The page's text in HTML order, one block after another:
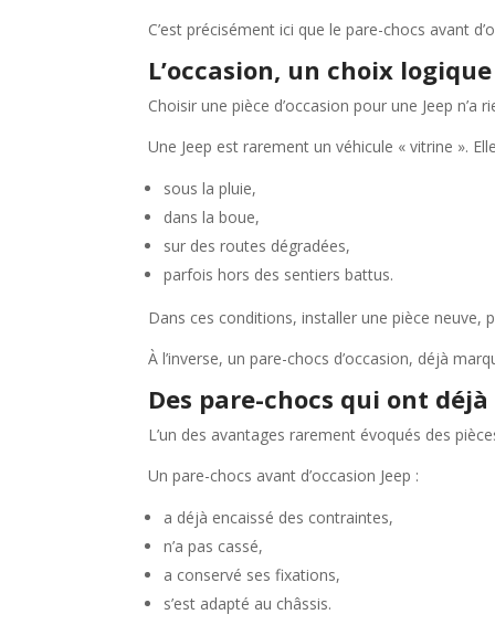
C’est précisément ici que le pare-chocs avant
L’occasion, un choix
Choisir une pièce d’occasion pour une Jeep n’a
Une Jeep est rarement un véhicule « vitrine ».
sous la pluie,
dans la boue,
sur des routes dégradées,
parfois hors des sentiers battus.
Dans ces conditions, installer une pièce
À l’inverse, un pare-chocs d’occasion, déjà
Des pare-chocs qui ont
L’un des avantages rarement évoqués des
Un pare-chocs avant d’occasion Jeep :
a déjà encaissé des contraintes,
n’a pas cassé,
a conservé ses fixations,
s’est adapté au châssis.